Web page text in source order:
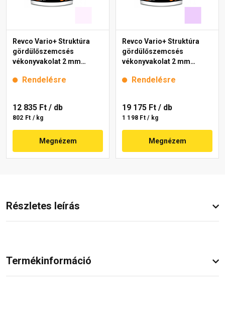
Revco Vario+ Struktúra
gördülőszemcsés
vékonyvakolat 2 mm
Rendelésre
12 835 Ft / db
802 Ft / kg
Megnézem
Revco Vario+ Struktúra
gördülőszemcsés
vékonyvakolat 2 mm
Rendelésre
19 175 Ft / db
1 198 Ft / kg
Megnézem
Részletes leírás
Termékinformáció